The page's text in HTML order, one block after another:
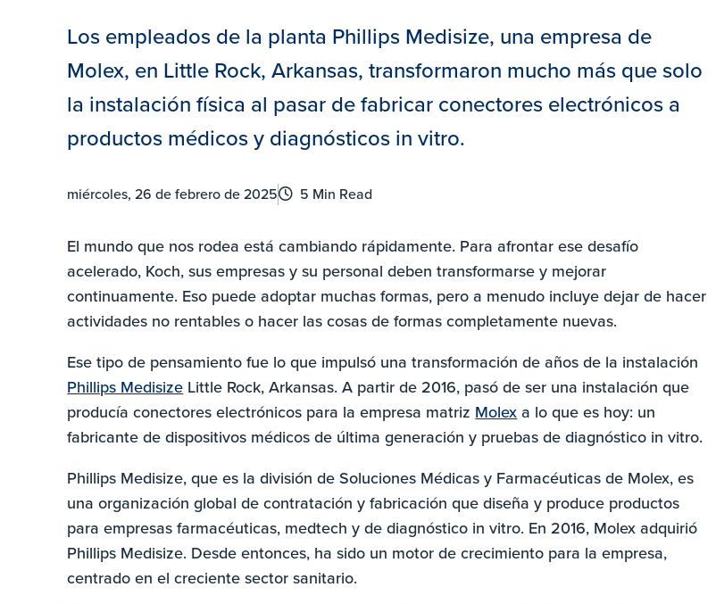
Los empleados de la planta Phillips Medisize, una empresa de
Molex, en Little Rock, Arkansas, transformaron mucho más que solo
la instalación física al pasar de fabricar conectores electrónicos a
productos médicos y diagnósticos in vitro.
miércoles, 26 de febrero de 2025 5 Min Read
El mundo que nos rodea está cambiando rápidamente. Para afrontar ese desafío
acelerado, Koch, sus empresas y su personal deben transformarse y mejorar
continuamente. Eso puede adoptar muchas formas, pero a menudo incluye dejar de hacer
actividades no rentables o hacer las cosas de formas completamente nuevas.
Ese tipo de pensamiento fue lo que impulsó una transformación de años de la instalación
Phillips Medisize Little Rock, Arkansas. A partir de 2016, pasó de ser una instalación que
producía conectores electrónicos para la empresa matriz Molex a lo que es hoy: un
fabricante de dispositivos médicos de última generación y pruebas de diagnóstico in vitro.
Phillips Medisize, que es la división de Soluciones Médicas y Farmacéuticas de Molex, es
una organización global de contratación y fabricación que diseña y produce productos
para empresas farmacéuticas, medtech y de diagnóstico in vitro. En 2016, Molex adquirió
Phillips Medisize. Desde entonces, ha sido un motor de crecimiento para la empresa,
centrado en el creciente sector sanitario.